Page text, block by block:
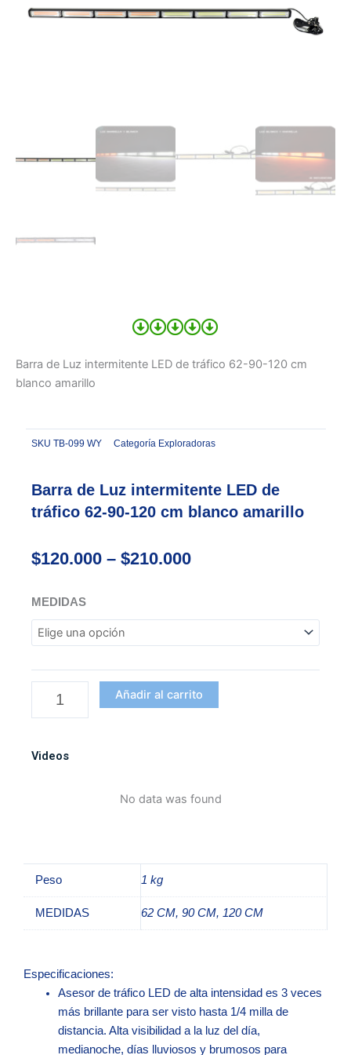
Barra de Luz intermitente LED de tráfico 62-90-120 cm
blanco amarillo
SKU TB-099 WY Categoría Exploradoras
Barra de Luz intermitente LED de
tráfico 62-90-120 cm blanco amarillo
$120.000 – $210.000Price
through
MEDIDAS
Barra
de
Luz
LED
90-
Añadir al carrito
Videos
No data was found
Peso 1 kg
MEDIDAS 62 CM, 90 CM, 120 CM
Especificaciones:
Asesor de tráfico LED de alta intensidad es 3 veces
más brillante para ser visto hasta 1/4 milla de
distancia. Alta visibilidad a la luz del día,
medianoche, días lluviosos y brumosos para